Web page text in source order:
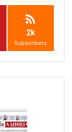
2k
Subscribers